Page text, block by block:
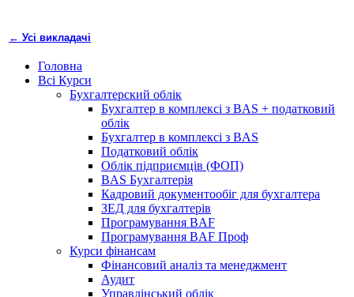
← Усі викладачі
Головна
Всі Курси
Бухгалтерский облік
Бухгалтер в комплексі з BAS + податковий
облік
Бухгалтер в комплексі з BAS
Податковий облік
Облік підприємців (ФОП)
BAS Бухгалтерія
Кадровий документообіг для бухгалтера
ЗЕД для бухгалтерів
Програмування BAF
Програмування BAF Проф
Курси фінансам
Фінансовий аналіз та менеджмент
Аудит
Управлінський облік